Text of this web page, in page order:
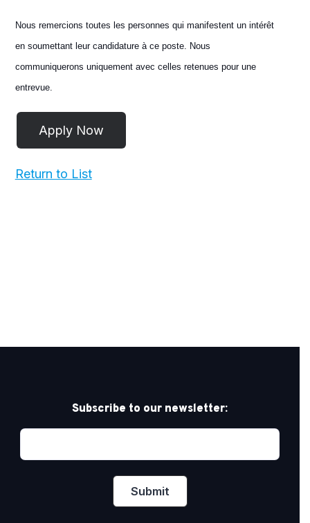
Nous remercions toutes les personnes qui manifestent un intérêt
en soumettant leur candidature à ce poste. Nous
communiquerons uniquement avec celles retenues pour une
entrevue.
Return to List
Subscribe to our newsletter: